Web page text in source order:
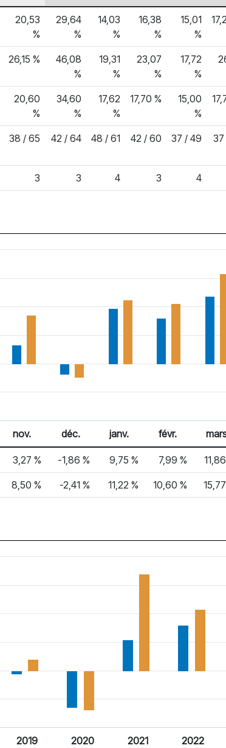
20,53
%
29,64
%
14,03
%
16,38
%
15,01
%
26,15 %
46,08
%
19,31
%
23,07
%
17,72
%
20,60
%
34,60
%
17,62
%
17,70 %
15,00
%
38 / 65 42 / 64 48 / 61 42 / 60 37 / 49 37
3 3 4 3 4
nov. déc. janv. févr.
3,27 % -1,86 % 9,75 % 7,99 %
8,50 % -2,41 % 11,22 % 10,60 %
2019 2020 2021 2022